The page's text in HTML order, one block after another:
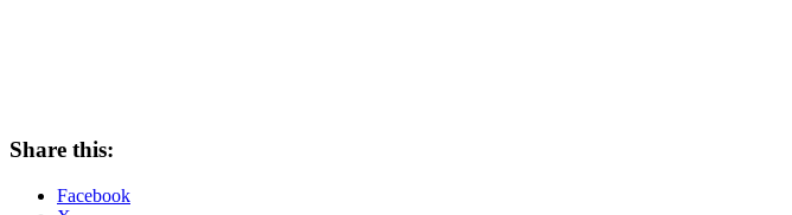
Share this:
Facebook